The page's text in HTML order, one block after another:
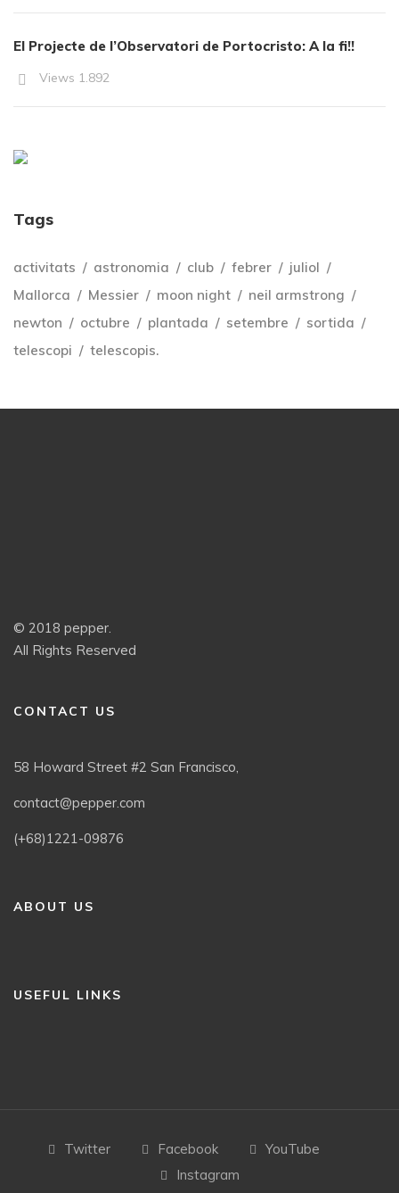
El Projecte de l’Observatori de Portocristo: A la fi!!
Views 1.892
Tags
activitats astronomia club febrer
juliol
Mallorca
Messier moon night
neil armstrong
newton
octubre plantada setembre
sortida
telescopi
telescopis.
© 2018 pepper.
All Rights Reserved
CONTACT US
58 Howard Street #2 San Francisco,
contact@pepper.com
(+68)1221-09876
ABOUT US
USEFUL LINKS
Twitter Facebook
YouTube
Instagram